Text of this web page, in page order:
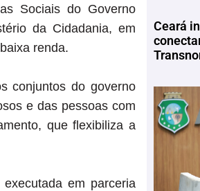
Sociais do Governo
da Cidadania, em
renda.
conjuntos do governo
e das pessoas com
que flexibiliza a
em parceria
Ceará